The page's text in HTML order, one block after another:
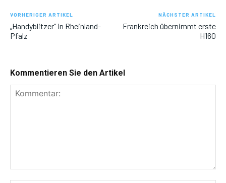
VORHERIGER ARTIKEL
„Handyblitzer“ in Rheinland-
Pfalz
NÄCHSTER ARTIKEL
Frankreich übernimmt erste
H160
Kommentieren Sie den Artikel